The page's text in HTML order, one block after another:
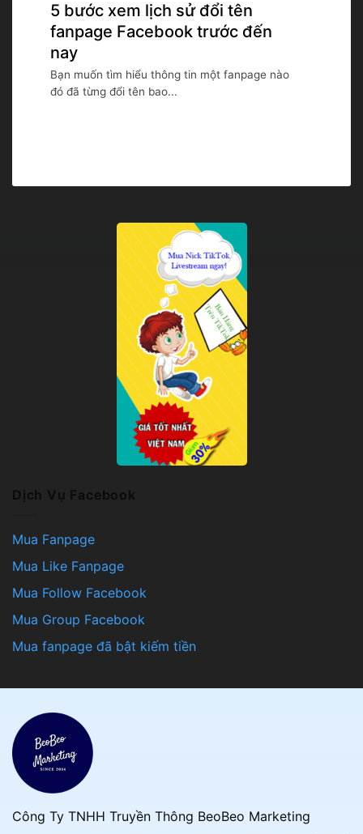
5 bước xem lịch sử đổi tên
fanpage Facebook trước đến
nay
Bạn muốn tìm hiểu thông tin một fanpage nào
đó đã từng đổi tên bao...
Dịch Vụ Facebook
Mua Fanpage
Mua Like Fanpage
Mua Follow Facebook
Mua Group Facebook
Mua fanpage đã bật kiếm tiền
Công Ty TNHH Truyền Thông BeoBeo Marketing